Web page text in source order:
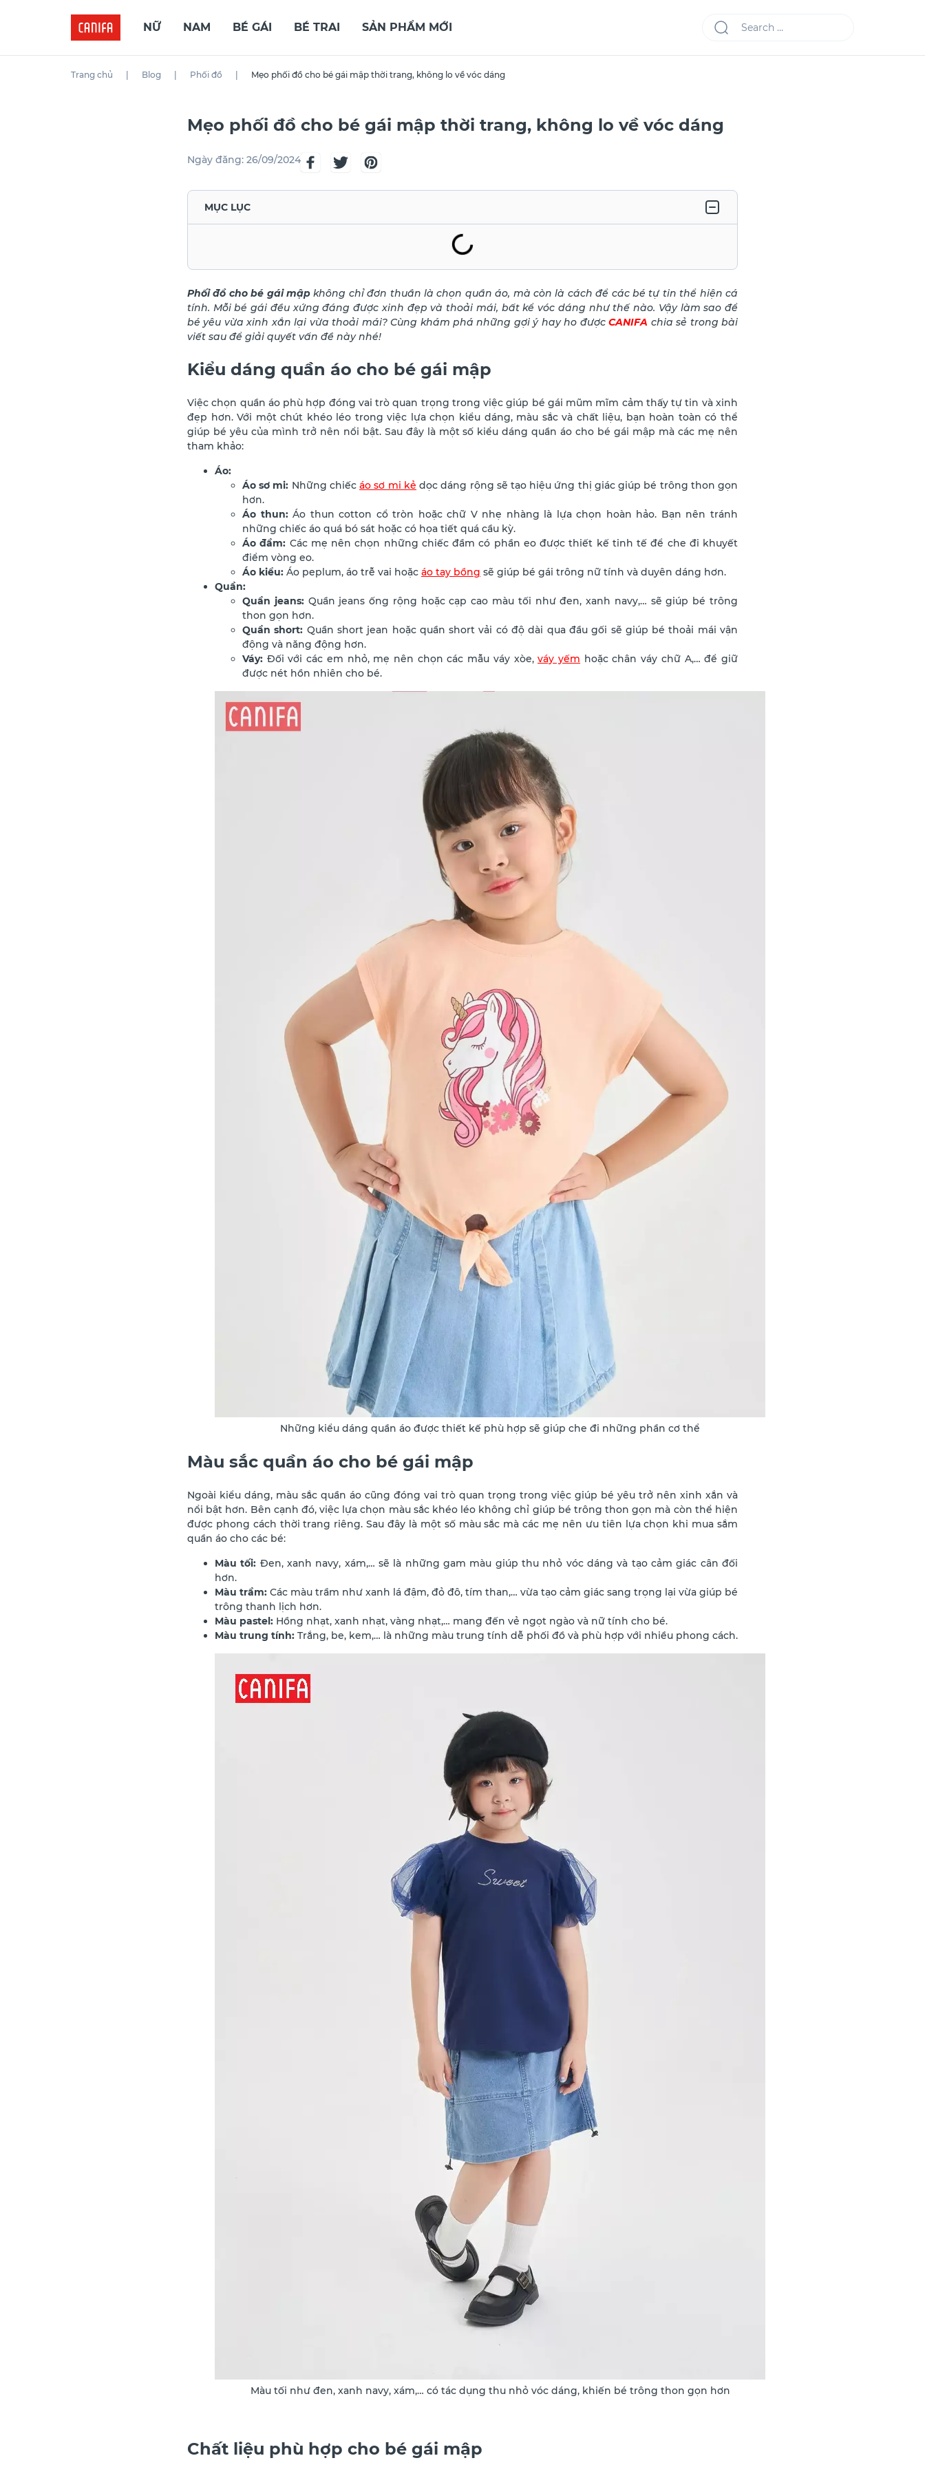
NỮ NAM BÉ GÁI BÉ TRAI SẢN PHẨM MỚI
Trang chủ Blog Phối đồ Mẹo phối đồ cho bé gái mập thời trang, không lo về vóc dáng
Mẹo phối đồ cho bé gái mập thời trang, không lo về vóc dáng
Ngày đăng: 26/09/2024
MỤC LỤC
Phối đồ cho bé gái mập không chỉ đơn thuần là chọn quần áo, mà còn là cách để các bé tự tin thể hiện cá
tính. Mỗi bé gái đều xứng đáng được xinh đẹp và thoải mái, bất kể vóc dáng như thế nào. Vậy làm sao để
bé yêu vừa xinh xắn lại vừa thoải mái? Cùng khám phá những gợi ý hay ho đượcCANIFA chia sẻ trong bài
viết sau để giải quyết vấn đề này nhé!
Kiểu dáng quần áo cho bé gái mập
Việc chọn quần áo phù hợp đóng vai trò quan trọng trong việc giúp bé gái mũm mĩm cảm thấy tự tin và xinh
đẹp hơn. Với một chút khéo léo trong việc lựa chọn kiểu dáng, màu sắc và chất liệu, bạn hoàn toàn có thể
giúp bé yêu của mình trở nên nổi bật. Sau đây là một số kiểu dáng quần áo cho bé gái mập mà các mẹ nên
tham khảo:
Áo:
Áo sơ mi: Những chiếcáo sơ mi kẻ dọc dáng rộng sẽ tạo hiệu ứng thị giác giúp bé trông thon gọn
hơn.
Áo thun:Áo thun cotton cổ tròn hoặc chữ V nhẹ nhàng là lựa chọn hoàn hảo. Bạn nên tránh
những chiếc áo quá bó sát hoặc có họa tiết quá cầu kỳ.
Áo đầm: Các mẹ nên chọn những chiếc đầm có phần eo được thiết kế tinh tế để che đi khuyết
điểm vòng eo.
Áo kiểu: Áo peplum, áo trễ vai hoặc áo tay bồng sẽ giúp bé gái trông nữ tính và duyên dáng hơn.
Quần:
Quần jeans:Quần jeans ống rộng hoặc cạp cao màu tối như đen, xanh navy,… sẽ giúp bé trông
thon gọn hơn.
Quần short: Quần short jean hoặc quần short vải có độ dài qua đầu gối sẽ giúp bé thoải mái vận
động và năng động hơn.
Váy: Đối với các em nhỏ, mẹ nên chọn các mẫu váy xòe,váy yếm hoặc chân váy chữ A,… để giữ
được nét hồn nhiên cho bé.
Những kiểu dáng quần áo được thiết kế phù hợp sẽ giúp che đi những phần cơ thể
Màu sắc quần áo cho bé gái mập
Ngoài kiểu dáng, màu sắc quần áo cũng đóng vai trò quan trọng trong việc giúp bé yêu trở nên xinh xắn và
nổi bật hơn. Bên cạnh đó, việc lựa chọn màu sắc khéo léo không chỉ giúp bé trông thon gọn mà còn thể hiện
được phong cách thời trang riêng. Sau đây là một số màu sắc mà các mẹ nên ưu tiên lựa chọn khi mua sắm
quần áo cho các bé:
Màu tối: Đen, xanh navy, xám,… sẽ là những gam màu giúp thu nhỏ vóc dáng và tạo cảm giác cân đối
hơn.
Màu trầm: Các màu trầm như xanh lá đậm, đỏ đô, tím than,… vừa tạo cảm giác sang trọng lại vừa giúp bé
trông thanh lịch hơn.
Màu pastel: Hồng nhạt, xanh nhạt, vàng nhạt,… mang đến vẻ ngọt ngào và nữ tính cho bé.
Màu trung tính: Trắng, be, kem,… là những màu trung tính dễ phối đồ và phù hợp với nhiều phong cách.
Màu tối như đen, xanh navy, xám,… có tác dụng thu nhỏ vóc dáng, khiến bé trông thon gọn hơn
Chất liệu phù hợp cho bé gái mập